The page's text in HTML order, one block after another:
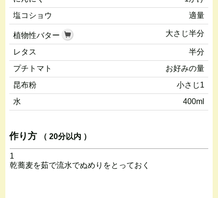
塩コショウ
適量
植物性バター 大さじ半分
レタス
半分
プチトマト
お好みの量
昆布粉
小さじ1
水
400ml
作り方 （ 20分以内 ）
1
乾蕎麦を茹で流水でぬめりをとっておく